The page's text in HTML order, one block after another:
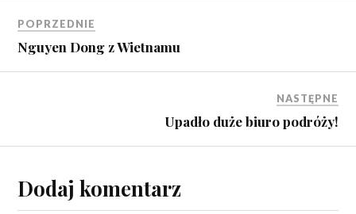
POPRZEDNIE
Nguyen Dong z Wietnamu
NASTĘPNE
Upadło duże biuro podróży!
Dodaj komentarz